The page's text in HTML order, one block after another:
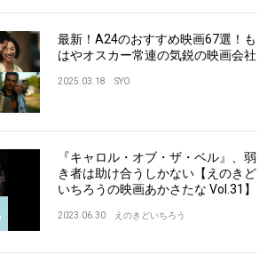
最新！A24のおすすめ映画67選！も
はやオスカー常連の気鋭の映画会社
2025.03.18 SYO
『キャロル・オブ・ザ・ベル』、弱
き者は助け合うしかない【えのきど
いちろうの映画あかさたな Vol.31】
2023.06.30 えのきどいちろう